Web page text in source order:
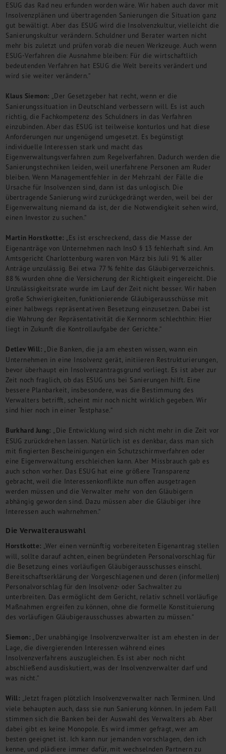
ESUG das Rad neu erfunden worden wäre. Wir haben auch davor mit
Insolvenzplänen und übertragenden Sanierungen die Situation ganz
gut bewältigt. Aber das ESUG wird die Insolvenzkultur, vielleicht die
Sanierungskultur verändern. Schuldner und Berater warten nicht
mehr bis zuletzt und prüfen vorab die neuen Werkzeuge. Auch wenn
ESUG-Verfahren die Ausnahme bleiben: Für die wirtschaftlich
bedeutenden Verfahren hat ESUG die Welt bereits verändert und
wird sie weiter verändern.“
Klaus Siemon: „Der Gesetzgeber hat recht, wenn er die
Sanierungssituation in Deutschland verbessern will. Es ist auch
richtig, die Fachkompetenz des Schuldners in das Verfahren
einzubinden. Aber das ESUG ist teilweise konturlos und hat diese
Anforderungen nur ungenügend umgesetzt. Es begünstigt
individuelle Interessen stark und macht das
Eigenverwaltungsverfahren zum Regelverfahren. Dadurch werden die
Sanierungstechniken leiden, weil unerfahrene Personen am Ruder
bleiben. Wenn Managementfehler in der Mehrzahl der Fälle die
Ursache für Insolvenzen sind, dann ist das unlogisch. Die
übertragende Sanierung wird zurückgedrängt werden, weil bei der
Eigenverwaltung niemand da ist, der die Notwendigkeit sehen wird,
einen Investor zu suchen.“
Martin Horstkotte: „Es ist erschreckend, dass die Masse der
Eigenanträge von Unternehmen nach InsO § 13 fehlerhaft sind. Am
Amtsgericht Charlottenburg waren von März bis Juli 91 % aller
Anträge unzulässig. Bei etwa 77 % fehlte das Gläubigerverzeichnis.
88 % wurden ohne die Versicherung der Richtigkeit eingereicht. Die
Unzulässigkeitsrate wurde im Lauf der Zeit nicht besser. Wir haben
große Schwierigkeiten, funktionierende Gläubigerausschüsse mit
einer halbwegs repräsentativen Besetzung einzusetzen. Dabei ist
die Wahrung der Repräsentativität die Kernnorm schlechthin: Hier
liegt in Zukunft die Kontrollaufgabe der Gerichte.“
Detlev Will: „Die Banken, die ja am ehesten wissen, wann ein
Unternehmen in eine Insolvenz gerät, initiieren Restrukturierungen,
bevor überhaupt ein Insolvenzantragsgrund vorliegt. Es ist aber zur
Zeit noch fraglich, ob das ESUG uns bei Sanierungen hilft. Eine
bessere Planbarkeit, insbesondere, was die Bestimmung des
Verwalters betrifft, scheint mir noch nicht wirklich gegeben. Wir
sind hier noch in einer Testphase.“
Burkhard Jung: „Die Entwicklung wird sich nicht mehr in die Zeit vor
ESUG zurückdrehen lassen. Natürlich ist es denkbar, dass man sich
mit fingierten Bescheinigungen ein Schutzschirmverfahren oder
eine Eigenverwaltung erschleichen kann. Aber Missbrauch gab es
auch schon vorher. Das ESUG hat eine größere Transparenz
gebracht, weil die Interessenkonflikte nun offen ausgetragen
werden müssen und die Verwalter mehr von den Gläubigern
abhängig geworden sind. Dazu müssen aber die Gläubiger ihre
Interessen auch wahrnehmen.“
Die Verwalterauswahl
Horstkotte: „Wer einen vernünftig vorbereiteten Eigenantrag stellen
will, sollte darauf achten, einen begründeten Personalvorschlag für
die Besetzung eines vorläufigen Gläubigerausschusses einschl.
Bereitschaftserklärung der Vorgeschlagenen und deren (informellen)
Personalvorschlag für den Insolvenz- oder Sachwalter zu
unterbreiten. Das ermöglicht dem Gericht, relativ schnell vorläufige
Maßnahmen ergreifen zu können, ohne die formelle Konstituierung
des vorläufigen Gläubigerausschusses abwarten zu müssen.“
Siemon: „Der unabhängige Insolvenzverwalter ist am ehesten in der
Lage, die divergierenden Interessen während eines
Insolvenzverfahrens auszugleichen. Es ist aber noch nicht
abschließend ausdiskutiert, was der Insolvenzverwalter darf und
was nicht.“
Will: „Jetzt fragen plötzlich Insolvenzverwalter nach Terminen. Und
viele behaupten auch, dass sie nun Sanierung können. In jedem Fall
stimmen sich die Banken bei der Auswahl des Verwalters ab. Aber
dabei gibt es keine Monopole. Es wird immer gefragt, wer am
besten geeignet ist. Ich kann nur jemanden vorschlagen, den ich
kenne, und plädiere immer dafür, mit wechselnden Partnern zu